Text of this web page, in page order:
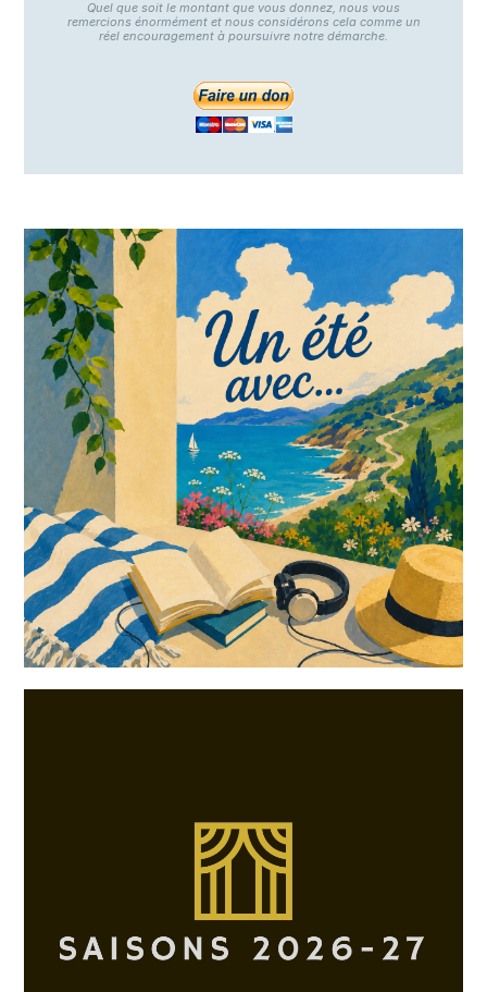
Quel que soit le montant que vous donnez, nous vous
remercions énormément et nous considérons cela comme un
réel encouragement à poursuivre notre démarche.